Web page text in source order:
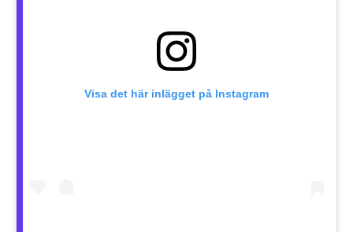
Visa det här inlägget på Instagram